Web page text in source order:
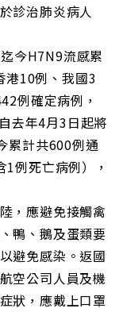
診治肺炎病人
今H7N9流感累
港10例、我國3
例確定病例，
去年4月3日起將
累計共600例通
例死亡病例），
，應避免接觸禽
鴨、鵝及蛋類要
避免感染。返國
空公司人員及機
狀，應戴上口罩